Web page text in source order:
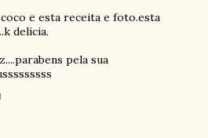
coco e esta receita e foto.esta
delicia.
pela sua